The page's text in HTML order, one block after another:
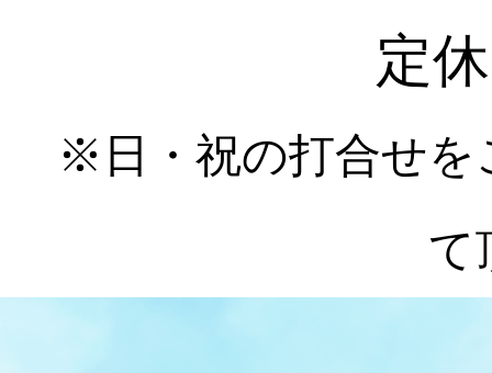
定
※日・祝の打合せを
て